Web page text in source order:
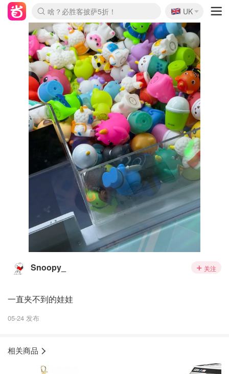
麦卢卡蜂蜜夏促！个位数！
Prada/Miu 4.8折！
啥？必胜客披萨5折！ 🇬🇧
UK
Snoopy_ 关注
一直夹不到的娃娃
05-24 发布
相关商品